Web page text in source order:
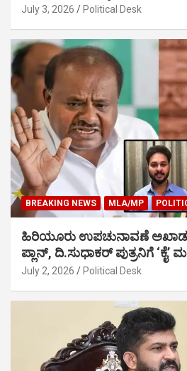
July 3, 2026 Political Desk
BREAKING NEWS MLA/MP
ಹಿರಿಯೂರು ಉಪಚುನಾವಣೆ
ಪ್ಲಾನ್, ದಿ.ಸುಧಾಕರ್ ಪುತ್ರನಿಗೆ ‘ಕೈ’
July 2, 2026 Political Desk